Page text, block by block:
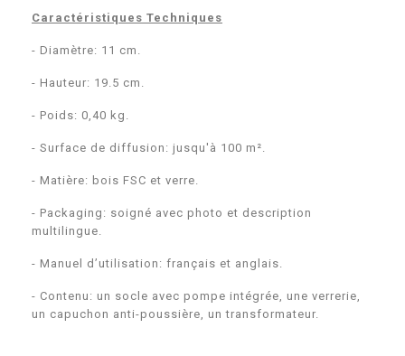
Caractéristiques Techniques
- Diamètre: 11 cm.
- Hauteur: 19.5 cm.
- Poids: 0,40 kg.
- Surface de diffusion: jusqu'à 100 m².
- Matière: bois FSC et verre.
- Packaging: soigné avec photo et description
multilingue.
- Manuel d’utilisation: français et anglais.
- Contenu: un socle avec pompe intégrée, une verrerie,
un capuchon anti-poussière, un transformateur.